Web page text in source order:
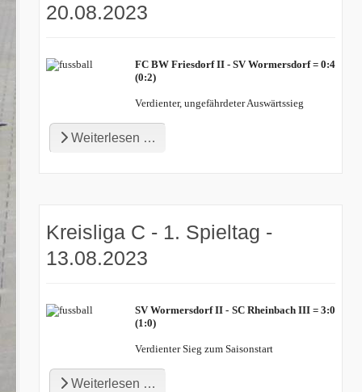
20.08.2023
FC BW Friesdorf II - SV Wormersdorf = 0:4
(0:2)
Verdienter, ungefährdeter Auswärtssieg
Weiterlesen …
Kreisliga C - 1. Spieltag -
13.08.2023
SV Wormersdorf II - SC Rheinbach III = 3:0
(1:0)
Verdienter Sieg zum Saisonstart
Weiterlesen …